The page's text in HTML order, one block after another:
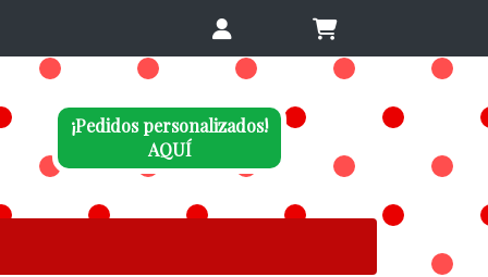
¡Pedidos personalizados!
AQUÍ